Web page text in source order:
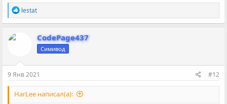
Р
е
а
:
lestat
CodePage437
Симивод
9 Янв 2021 #12
HarLee написал(а):